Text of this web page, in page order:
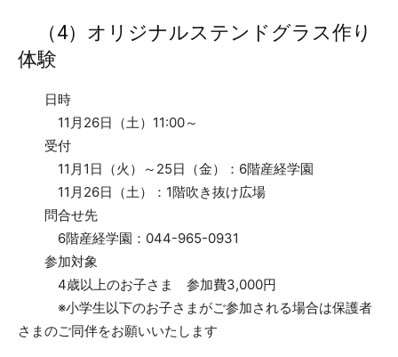
（4）オリジナルステンドグラス作り
体験
日時
11月26日（土）11:00～
受付
11月1日（火）～25日（金）：6階産経学園
11月26日（土）：1階吹き抜け広場
問合せ先
6階産経学園：044-965-0931
参加対象
4歳以上のお子さま 参加費3,000円
※小学生以下のお子さまがご参加される場合は保護者
さまのご同伴をお願いいたします